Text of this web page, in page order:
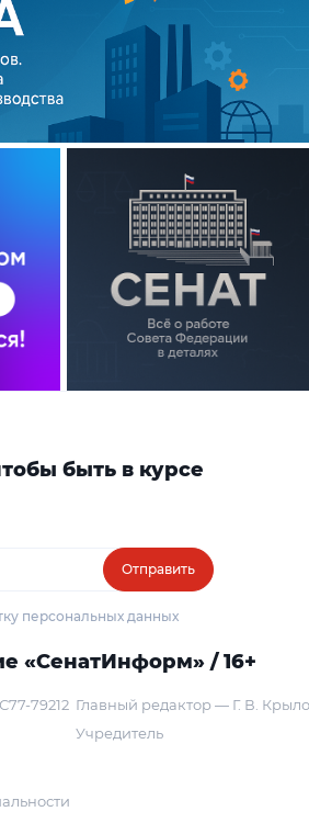
быть в курсе
Отправить
персональных данных
«СенатИнформ» / 16+
79212 Главный редактор — Г. В.
Учредитель